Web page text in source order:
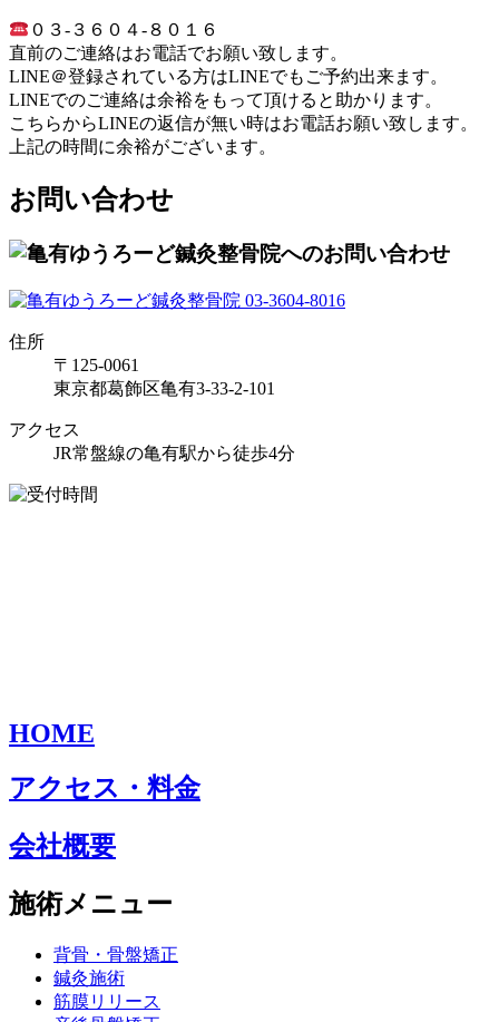
０３-３６０４-８０１６
直前のご連絡はお電話でお願い致します。
LINE＠登録されている方はLINEでもご予約出来ます。
LINEでのご連絡は余裕をもって頂けると助かります。
こちらからLINEの返信が無い時はお電話お願い致します。
上記の時間に余裕がございます。
お問い合わせ
住所
〒125-0061
東京都葛飾区亀有3-33-2-101
アクセス
JR常盤線の亀有駅から徒歩4分
HOME
アクセス・料金
会社概要
施術メニュー
背骨・骨盤矯正
鍼灸施術
筋膜リリース